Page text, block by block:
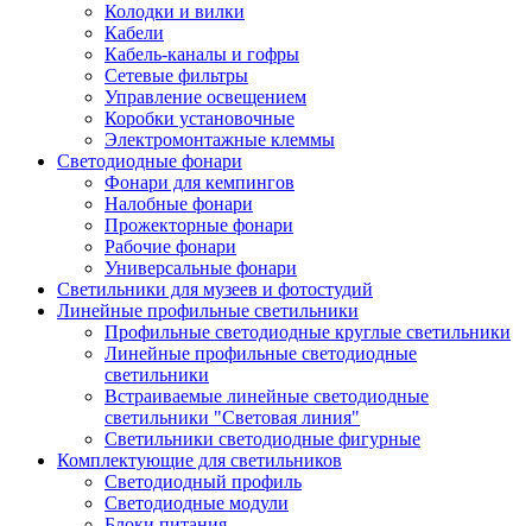
Колодки и вилки
Кабели
Кабель-каналы и гофры
Сетевые фильтры
Управление освещением
Коробки установочные
Электромонтажные клеммы
Светодиодные фонари
Фонари для кемпингов
Налобные фонари
Прожекторные фонари
Рабочие фонари
Универсальные фонари
Светильники для музеев и фотостудий
Линейные профильные светильники
Профильные светодиодные круглые светильники
Линейные профильные светодиодные
светильники
Встраиваемые линейные светодиодные
светильники "Световая линия"
Светильники светодиодные фигурные
Комплектующие для светильников
Светодиодный профиль
Светодиодные модули